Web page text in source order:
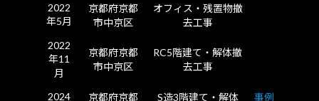
2022
年5月
京都府京都
市中京区
オフィス・残置物撤
去工事
2022
年11
月
京都府京都
市中京区
RC5階建て・解体撤
去工事
2024
京都府京都
S造3階建て・解体
事例